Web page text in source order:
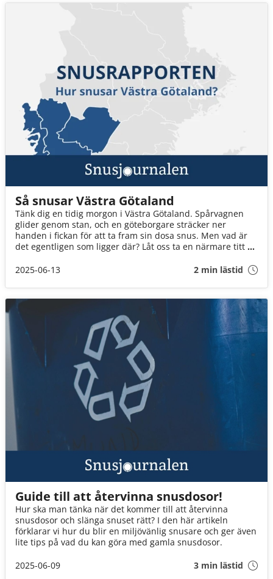
Så snusar Västra Götaland
Tänk dig en tidig morgon i Västra Götaland. Spårvagnen
glider genom stan, och en göteborgare sträcker ner
handen i fickan för att ta fram sin dosa snus. Men vad är
det egentligen som ligger där? Låt oss ta en närmare titt på
2025-06-13
2 min lästid
Guide till att återvinna snusdosor!
Hur ska man tänka när det kommer till att återvinna
snusdosor och slänga snuset rätt? I den här artikeln
förklarar vi hur du blir en miljövänlig snusare och ger även
lite tips på vad du kan göra med gamla snusdosor.
2025-06-09
3 min lästid